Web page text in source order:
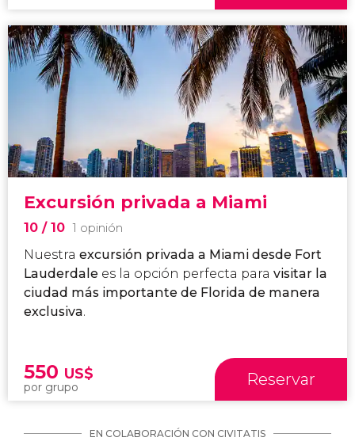
Excursión privada a Miami
10 / 10 1 opinión
Nuestra excursión privada a Miami desde Fort
Lauderdale es la opción perfecta para visitar la
ciudad más importante de Florida de manera
exclusiva.
550 US$
por grupo Reservar
EN COLABORACIÓN CON CIVITATIS